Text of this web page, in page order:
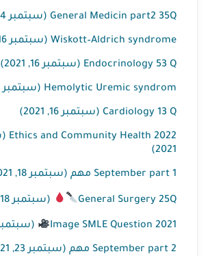
General Medicin part2 35Q (سبتمبر 14, 2021)
Wiskott–Aldrich syndrome (سبتمبر 16, 2021)
Endocrinology 53 Q (سبتمبر 16, 2021)
Hemolytic Uremic syndrom (سبتمبر 16, 2021)
Cardiology 13 Q (سبتمبر 16, 2021)
2021)
September part 1 مهم (سبتمبر 18, 2021)
General Surgery 25Q (سبتمبر 18, 2021)
Image SMLE Question 2021 (سبتمبر 21,
September part 2 مهم (سبتمبر 23, 2021)